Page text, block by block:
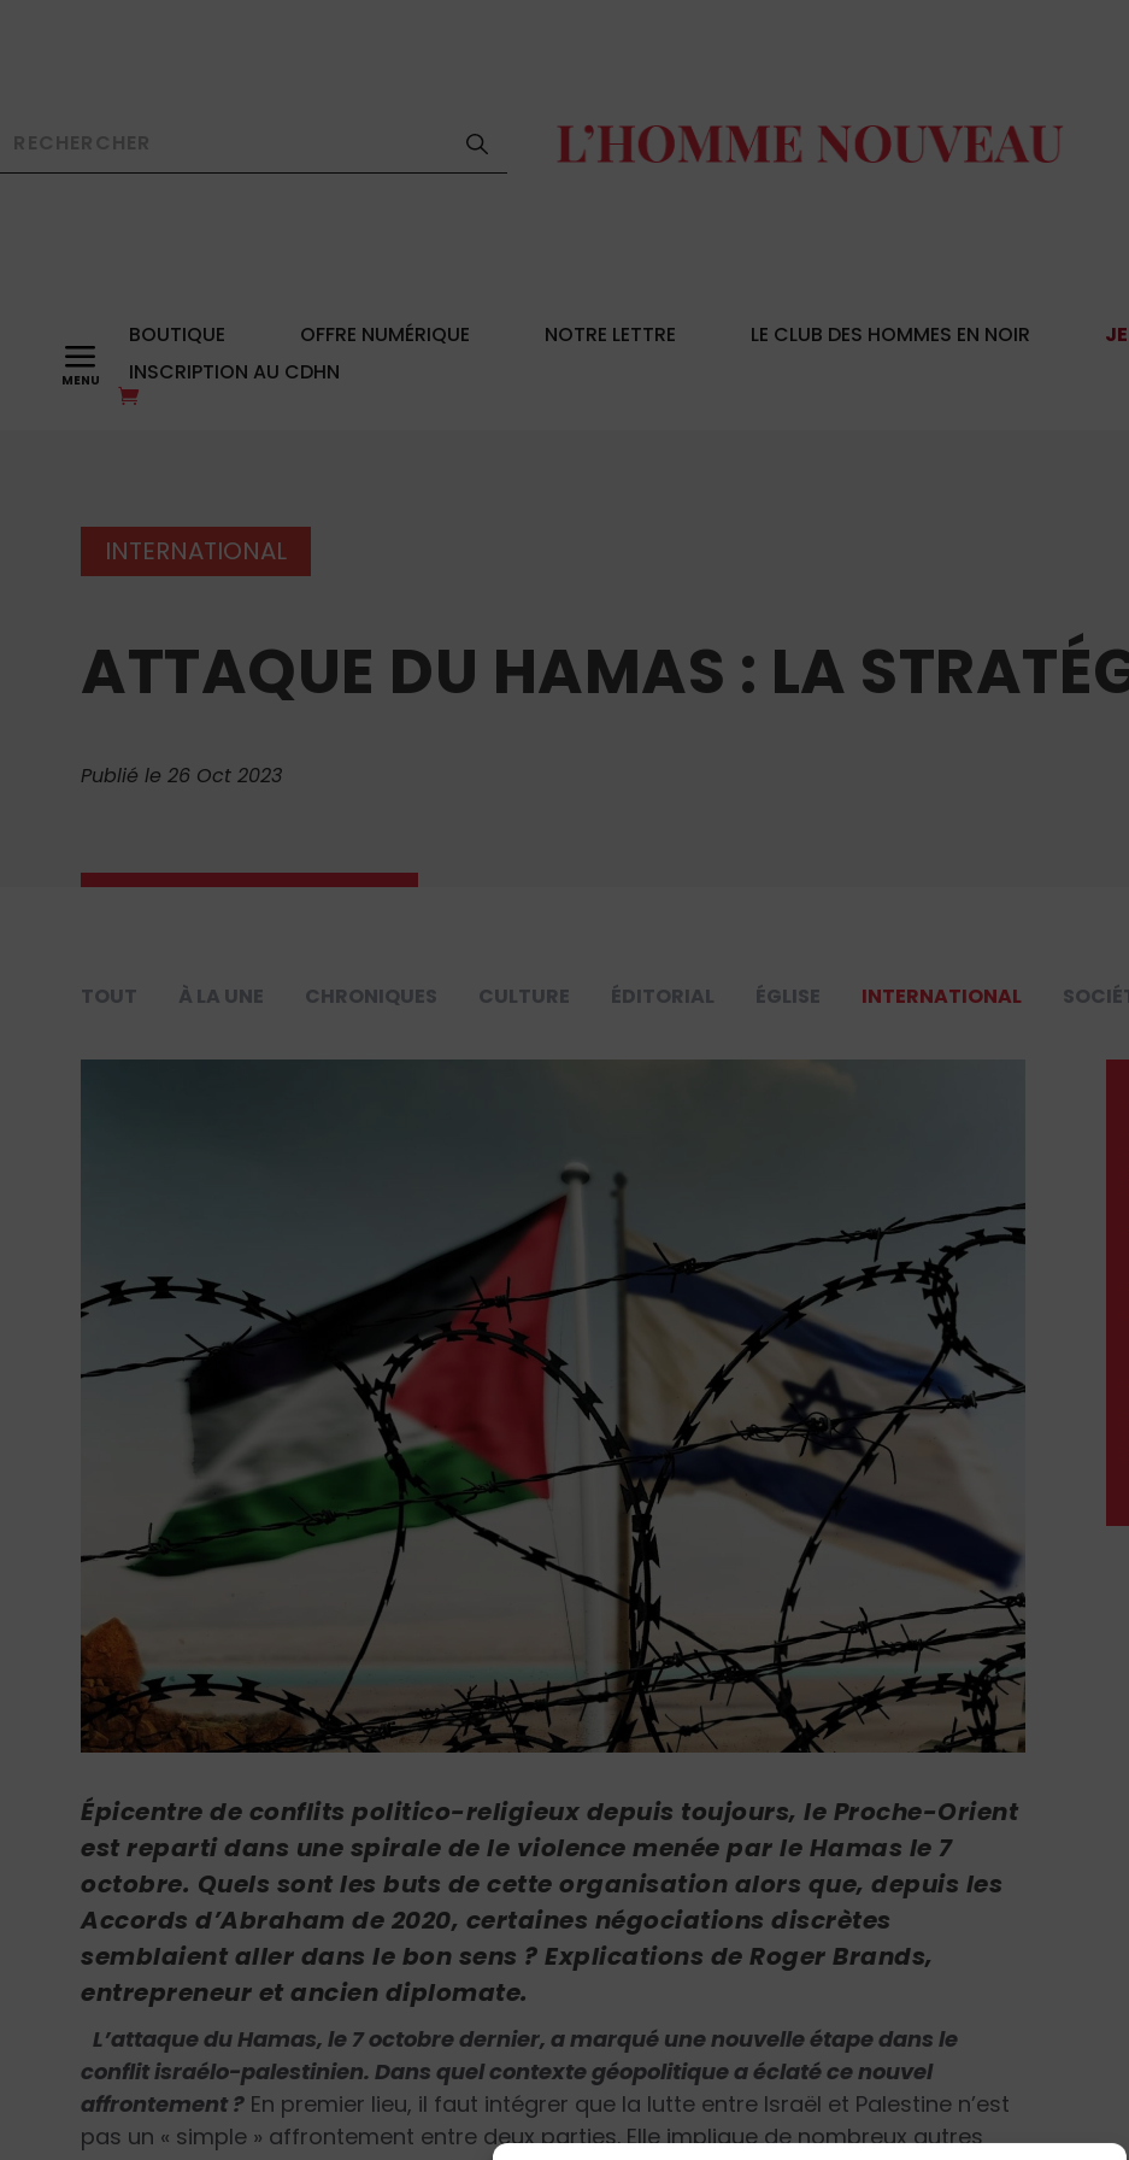
a BOUTIQUE OFFRE NUMÉRIQUE NOTRE LETTRE LE CLUB DES HOMMES EN NOIR
INSCRIPTION AU CDHN
INTERNATIONAL
ATTAQUE DU HAMAS : LA
Publié le 26 Oct 2023
TOUT À LA UNE CHRONIQUES CULTURE ÉDITORIAL ÉGLISE INTERNATIONAL
Épicentre de conflits politico-religieux depuis toujours, le Proche-Orient
est reparti dans une spirale de le violence menée par le Hamas le 7
octobre. Quels sont les buts de cette organisation alors que, depuis les
Accords d’Abraham de 2020, certaines négociations discrètes
semblaient aller dans le bon sens ? Explications de Roger Brands,
entrepreneur et ancien diplomate.
L’attaque du Hamas, le 7 octobre dernier, a marqué une nouvelle étape dans le
conflit israélo-palestinien. Dans quel contexte géopolitique a éclaté ce nouvel
affrontement ? En premier lieu, il faut intégrer que la lutte entre Israël et Palestine n’est
pas un « simple » affrontement entre deux parties. Elle implique de nombreux autres